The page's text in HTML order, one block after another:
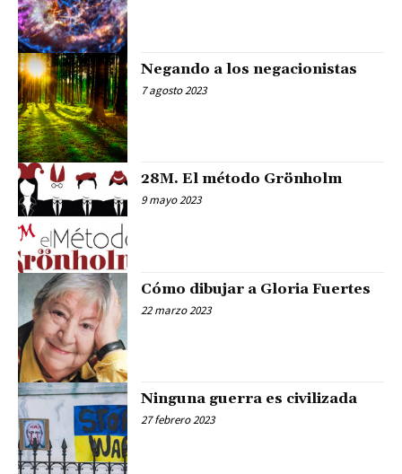
Negando a los negacionistas
7 agosto 2023
28M. El método Grönholm
9 mayo 2023
Cómo dibujar a Gloria Fuertes
22 marzo 2023
Ninguna guerra es civilizada
27 febrero 2023